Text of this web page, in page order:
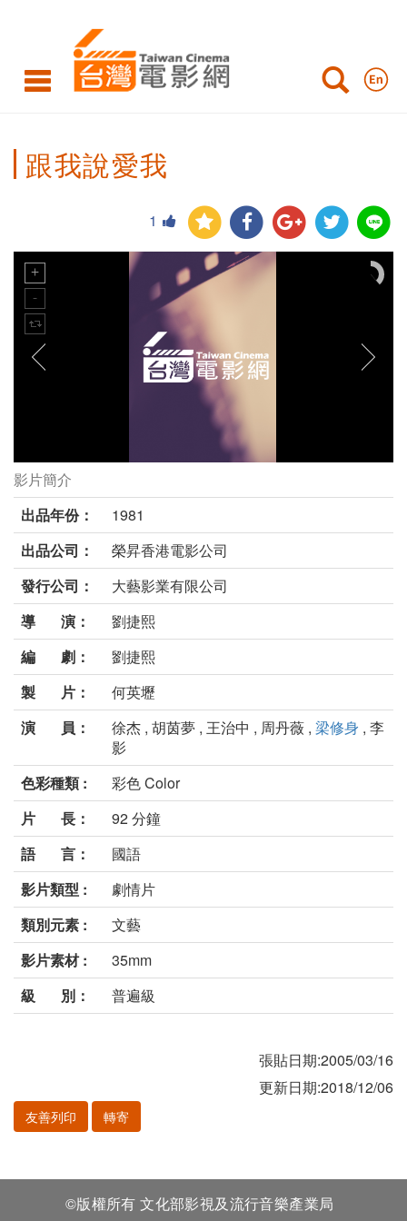
跟我說愛我
1
跟我說愛我劇照
影片簡介
出品年份：
1981
出品公司：
榮昇香港電影公司
發行公司：
大藝影業有限公司
導 演：
劉捷熙
編 劇：
劉捷熙
製 片：
何英壢
演 員：
徐杰 , 胡茵夢 , 王治中 , 周丹薇 , 梁修身 , 李
影
色彩種類 :
彩色 Color
片 長：
92 分鐘
語 言：
國語
影片類型 :
劇情片
類別元素 :
文藝
影片素材 :
35mm
級 別：
普遍級
張貼日期:2005/03/16
更新日期:2018/12/06
友善列印 轉寄
©版權所有 文化部影視及流行音樂產業局